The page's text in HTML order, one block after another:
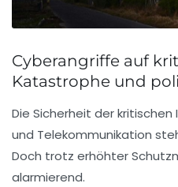
Cyberangriffe auf
Katastrophe und
Die Sicherheit der
und Telekommunikation
Doch trotz erhöhter
alarmierend.